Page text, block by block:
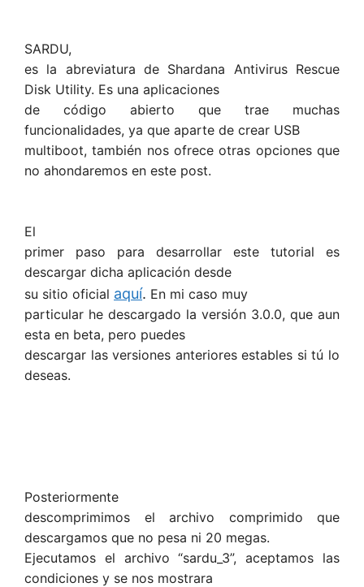
SARDU,
es la abreviatura de Shardana Antivirus Rescue
Disk Utility. Es una aplicaciones
de código abierto que trae muchas
funcionalidades, ya que aparte de crear USB
multiboot, también nos ofrece otras opciones que
no ahondaremos en este post.
El
primer paso para desarrollar este tutorial es
descargar dicha aplicación desde
su sitio oficial aquí. En mi caso muy
particular he descargado la versión 3.0.0, que aun
esta en beta, pero puedes
descargar las versiones anteriores estables si tú lo
deseas.
Posteriormente
descomprimimos el archivo comprimido que
descargamos que no pesa ni 20 megas.
Ejecutamos el archivo “sardu_3”, aceptamos las
condiciones y se nos mostrara